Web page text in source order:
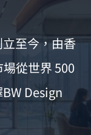
至今，由香
從世界 500
Design